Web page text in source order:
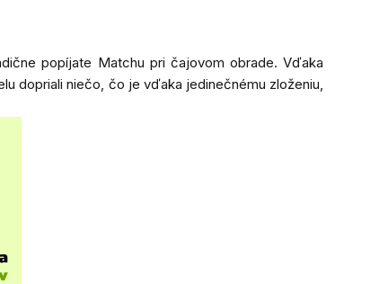
popíjate Matchu pri čajovom obrade. Vďaka
dopriali niečo, čo je vďaka jedinečnému zloženiu,